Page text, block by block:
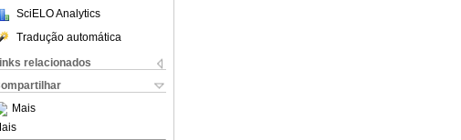
SciELO Analytics
Tradução automática
relacionados
Mais